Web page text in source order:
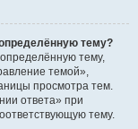
тему?
тему,
темой»,
просмотра тем.
ответа» при
тему.